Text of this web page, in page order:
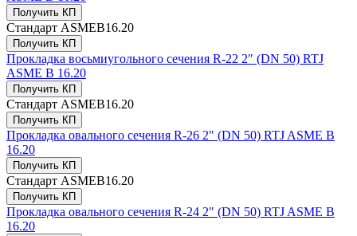
Получить КП
Стандарт ASMEB16.20
Получить КП
Прокладка восьмиугольного сечения R-22 2″ (DN 50) RTJ
ASME B 16.20
Получить КП
Стандарт ASMEB16.20
Получить КП
Прокладка овального сечения R-26 2″ (DN 50) RTJ ASME B
16.20
Получить КП
Стандарт ASMEB16.20
Получить КП
Прокладка овального сечения R-24 2″ (DN 50) RTJ ASME B
16.20